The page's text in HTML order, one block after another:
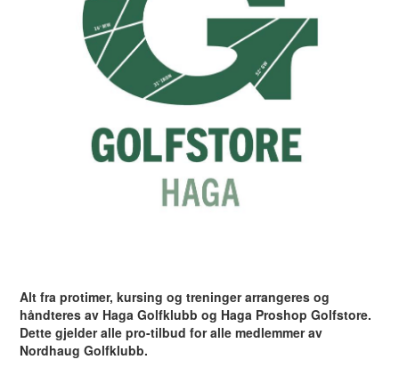
Alt fra protimer, kursing og treninger arrangeres og
håndteres av Haga Golfklubb og Haga Proshop Golfstore.
Dette gjelder alle pro-tilbud for alle medlemmer av
Nordhaug Golfklubb.